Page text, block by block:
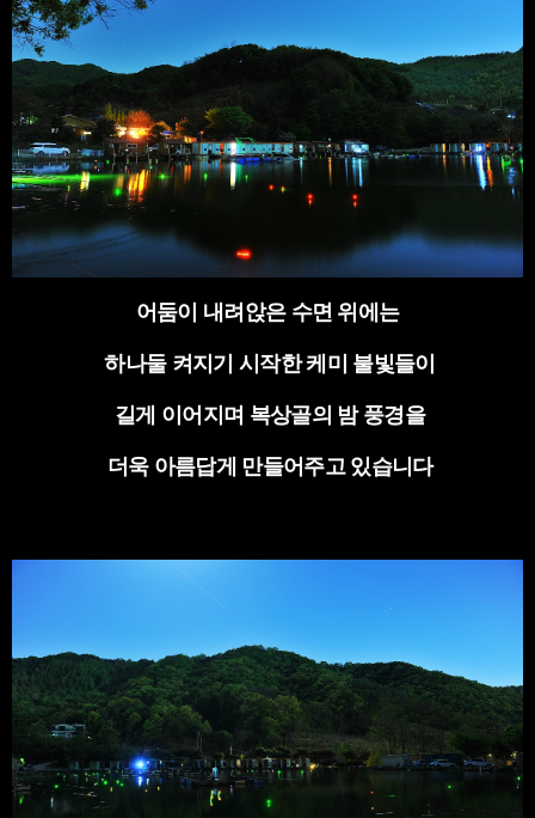
어둠이 내려앉은 수면 위에는
하나둘 켜지기 시작한 케미 불빛들이
길게 이어지며 복상골의 밤 풍경을
더욱 아름답게 만들어주고 있습니다